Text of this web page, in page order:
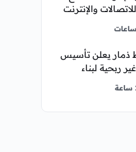
والإنترنت
ذمار يعلن تأسيس
ربحية لبناء